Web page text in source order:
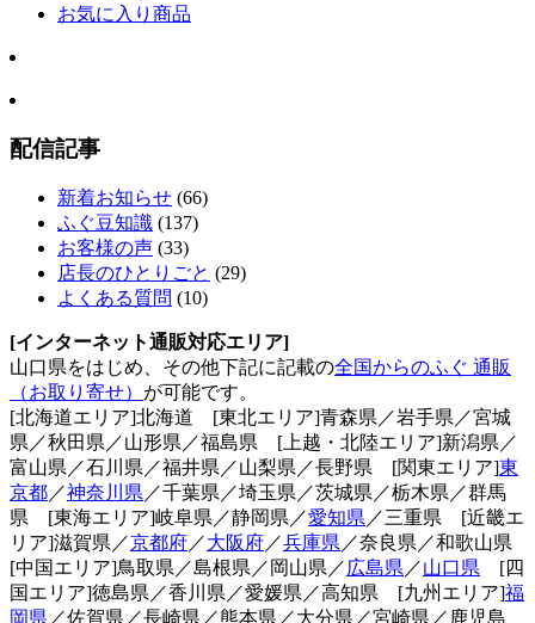
お気に入り商品
配信記事
新着お知らせ (66)
ふぐ豆知識 (137)
お客様の声 (33)
店長のひとりごと (29)
よくある質問 (10)
[インターネット通販対応エリア]
山口県をはじめ、その他下記に記載の全国からのふぐ 通販
（お取り寄せ） が可能です。
[北海道エリア]北海道 [東北エリア]青森県／岩手県／宮城
県／秋田県／山形県／福島県 [上越・北陸エリア]新潟県／
富山県／石川県／福井県／山梨県／長野県 [関東エリア]東
京都／神奈川県 ／千葉県／埼玉県／茨城県／栃木県／群馬
県 [東海エリア]岐阜県／静岡県／愛知県 ／三重県 [近畿エ
リア]滋賀県／京都府／大阪府／兵庫県 ／奈良県／和歌山県
[中国エリア]鳥取県／島根県／岡山県／ 広島県 ／山口県 [四
国エリア]徳島県／香川県／愛媛県／高知県 [九州エリア]福
岡県 ／佐賀県／長崎県／熊本県／大分県／宮崎県／鹿児島